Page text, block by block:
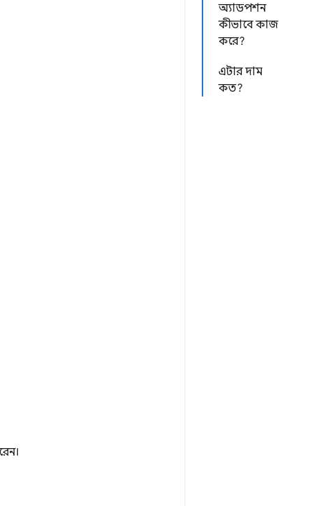
অ্যাডপশন
কীভাবে কাজ
করে?
এটার দাম
কত?